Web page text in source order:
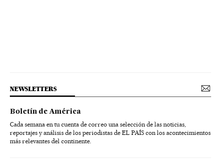
NEWSLETTERS
Boletín de América
Cada semana en tu cuenta de correo una selección de las noticias,
reportajes y análisis de los periodistas de EL PAÍS con los acontecimientos
más relevantes del continente.